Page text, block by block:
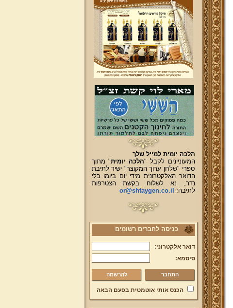
הלכה יומית למייל שלך
המעוניינים לקבל "הלכה יומית" מתוך
ספרי "שלחן ערוך המקוצר" ישיר לתיבת
הדואר האלקטרונית מידי יום ביומו בלי
נדר, נא לשלוח בקשת הצטרפות
לתיבה:
or@shtaygen.co.il
כניסה לחברים רשומים
דואר אלקטרוני:
סיסמא:
להרשמה
הכנס אותי אוטמטית בפעם הבאה